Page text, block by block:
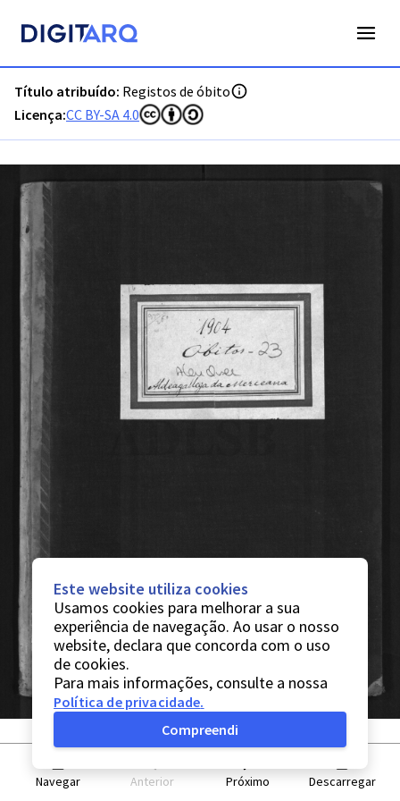
Título atribuído: Registos de óbito
Licença:CC BY-SA 4.0
Navegar Anterior Próximo Descarregar
Este website utiliza cookies
Usamos cookies para melhorar a sua
experiência de navegação. Ao usar o nosso
website, declara que concorda com o uso
de cookies.
Para mais informações, consulte a nossa
Política de privacidade.
Compreendi